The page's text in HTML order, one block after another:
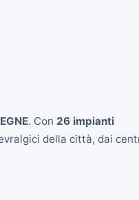
. Con 26 impianti
della città, dai